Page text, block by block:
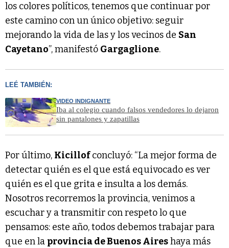
los colores políticos, tenemos que continuar por
este camino con un único objetivo: seguir
mejorando la vida de las y los vecinos de San
Cayetano”, manifestó Gargaglione.
LEÉ TAMBIÉN:
VIDEO INDIGNANTE
Iba al colegio cuando falsos vendedores lo dejaron
sin pantalones y zapatillas
Por último, Kicillofconcluyó: “La mejor forma de
detectar quién es el que está equivocado es ver
quién es el que grita e insulta a los demás.
Nosotros recorremos la provincia, venimos a
escuchar y a transmitir con respeto lo que
pensamos: este año, todos debemos trabajar para
que en la provincia de Buenos Aireshaya más